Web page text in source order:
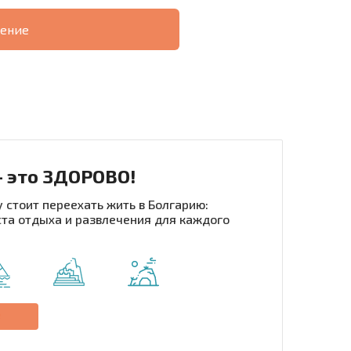
| Нажимая кнопку, вы разрешаете
Отправить сообщение
это ЗДОРОВО!
переехать жить в Болгарию:
отдыха и развлечения для каждого